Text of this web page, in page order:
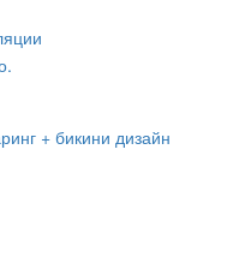
+ бикини дизайн